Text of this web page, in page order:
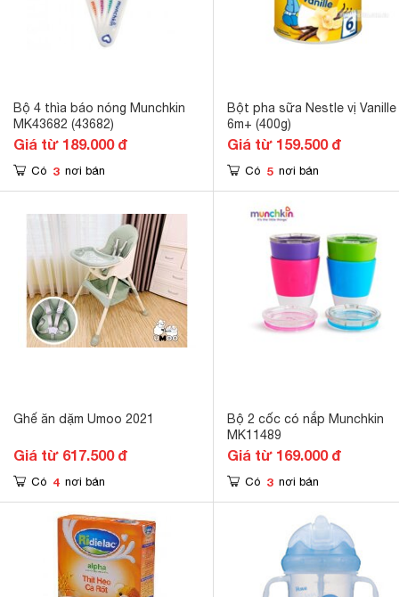
Bộ 4 thìa báo nóng Munchkin
MK43682 (43682)
Giá từ 189.000 đ
Có 3 nơi bán
Bột pha sữa Nestle vị Vanille
6m+ (400g)
Giá từ 159.500 đ
Có 5 nơi bán
Ghế ăn dặm Umoo 2021
Giá từ 617.500 đ
Có 4 nơi bán
Bộ 2 cốc có nắp Munchkin
MK11489
Giá từ 169.000 đ
Có 3 nơi bán